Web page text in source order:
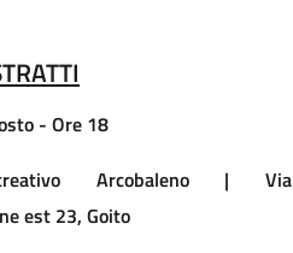
- Ore 18
Arcobaleno | Via
est 23, Goito